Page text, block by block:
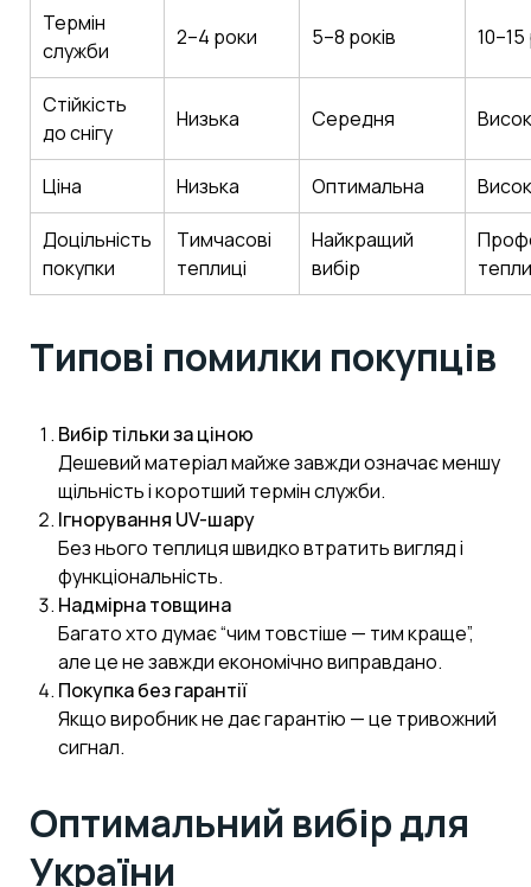
Термін
служби
2–4 роки 5–8 років 10–15
Стійкість
до снігу
Низька Середня
Ціна Низька Оптимальна
Доцільність
покупки
Тимчасові
теплиці
Найкращий
вибір
Типові помилки покупців
Вибір тільки за ціною
Дешевий матеріал майже завжди означає меншу
щільність і коротший термін служби.
Ігнорування UV-шару
Без нього теплиця швидко втратить вигляд і
функціональність.
Надмірна товщина
Багато хто думає “чим товстіше — тим краще”,
але це не завжди економічно виправдано.
Покупка без гарантії
Якщо виробник не дає гарантію — це тривожний
сигнал.
Оптимальний вибір для
України